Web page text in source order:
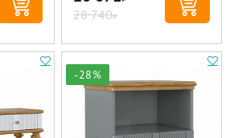
28 740Р
-28%